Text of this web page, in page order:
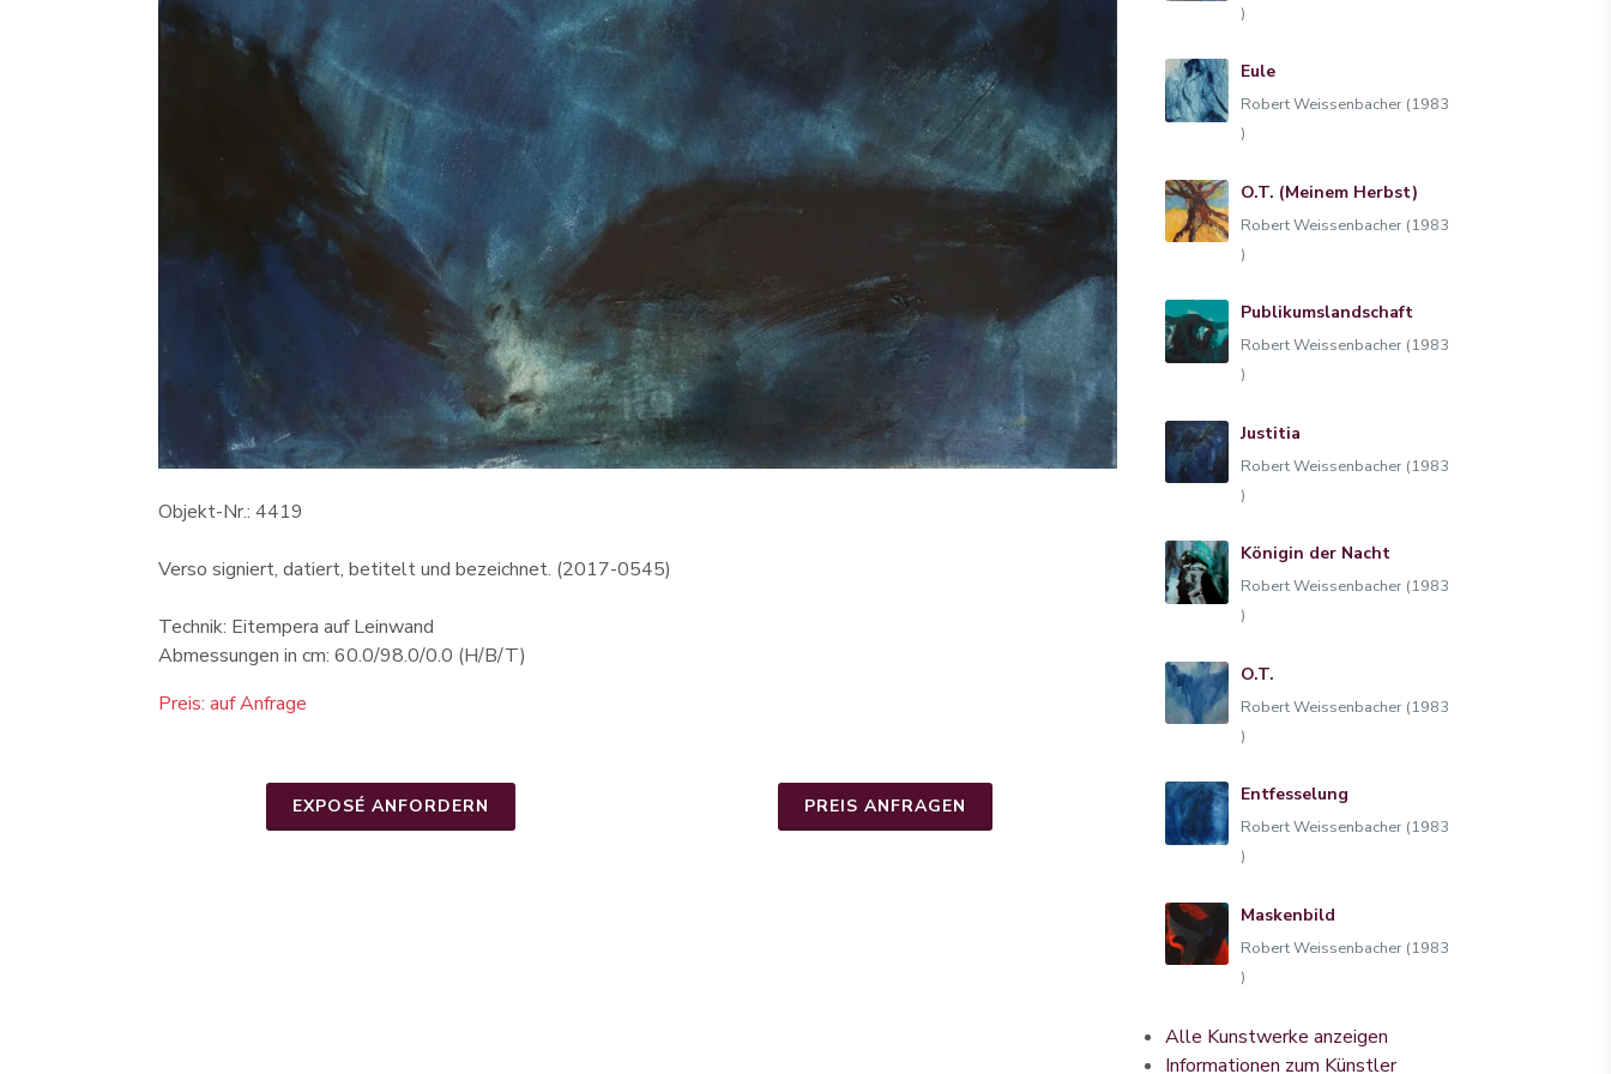
Objekt-Nr.: 4419
Verso signiert, datiert, betitelt und bezeichnet. (2017-0545)
Technik: Eitempera auf Leinwand
Abmessungen in cm: 60.0/98.0/0.0 (H/B/T)
Preis: auf Anfrage
EXPOSÉ ANFORDERN PREIS ANFRAGEN
)
Eule
Robert Weissenbacher (1983
)
O.T. (Meinem Herbst)
Robert Weissenbacher (1983
)
Publikumslandschaft
Robert Weissenbacher (1983
)
Justitia
Robert Weissenbacher (1983
)
Königin der Nacht
Robert Weissenbacher (1983
)
O.T.
Robert Weissenbacher (1983
)
Entfesselung
Robert Weissenbacher (1983
)
Maskenbild
Robert Weissenbacher (1983
)
Alle Kunstwerke anzeigen
Informationen zum Künstler